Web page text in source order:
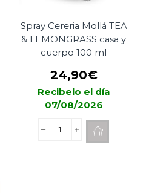
Spray Cereria Mollá TEA
& LEMONGRASS casa y
cuerpo 100 ml
24,90€
Recibelo el día
07/08/2026
Spray
Cereria